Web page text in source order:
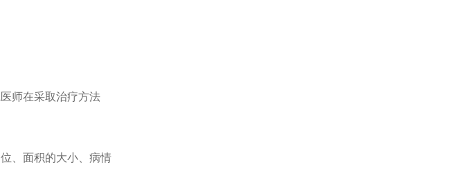
师在采取治疗方法
、面积的大小、病情